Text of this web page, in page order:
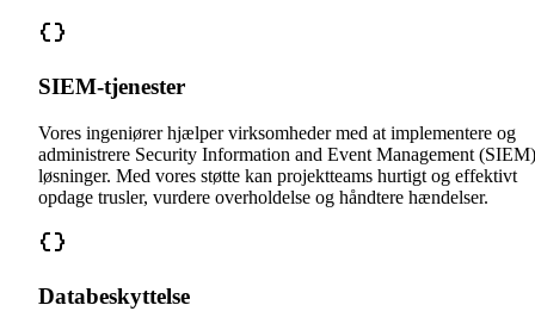
SIEM-tjenester
Vores ingeniører hjælper virksomheder med at implementere og
administrere Security Information and Event Management (SIEM)
løsninger. Med vores støtte kan projektteams hurtigt og effektivt
opdage trusler, vurdere overholdelse og håndtere hændelser.
Databeskyttelse